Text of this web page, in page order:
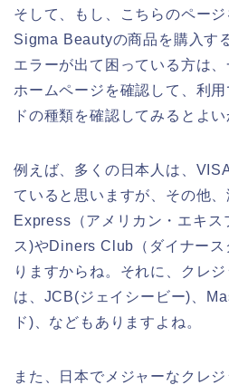
そして、もし、こちらのページ
Sigma Beautyの商品を購入す
エラーが出て困っている方は
ホームページを確認して、利
ドの種類を確認してみるとよ
例えば、多くの日本人は、
ていると思いますが、その他
Express（アメリカン・エキス
ス)やDiners Club（ダイナース
りますからね。それに、クレ
は、JCB(ジェイシービー)、
ド)、などもありますよね。
また、日本でメジャーなクレ